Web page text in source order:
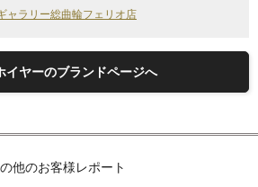
ャラリー総曲輪フェリオ店
イヤーのブランドページへ
他のお客様レポート